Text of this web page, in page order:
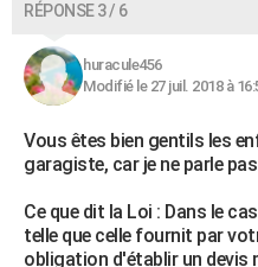
RÉPONSE 3 / 6
huracule456
Modifié le 27 juil. 2018 à
Vous êtes bien gentils les
garagiste, car je ne parle
Ce que dit la Loi : Dans le
telle que celle fournit par
obligation d'établir un devis